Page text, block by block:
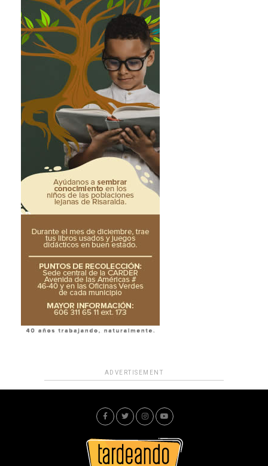
ADVERTISEMENT